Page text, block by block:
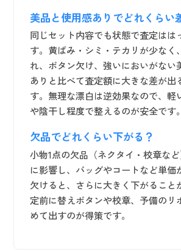
美品と使用感ありでどれくらい
同じセット内容でも状態で査定はは
す。黄ばみ・シミ・テカリが少なく
れ、ボタン欠け、強いにおいがない
ありと比べて査定額に大きな差が出
す。無理な漂白は逆効果なので、軽
や陰干し程度で整えるのが安全です。
欠品でどれくらい下がる？
小物1点の欠品（ネクタイ・校章な
に影響し、バッグやコートなど単価
欠けると、さらに大きく下がること
定前に替えボタンや校章、予備のリ
めて出すのが得策です。